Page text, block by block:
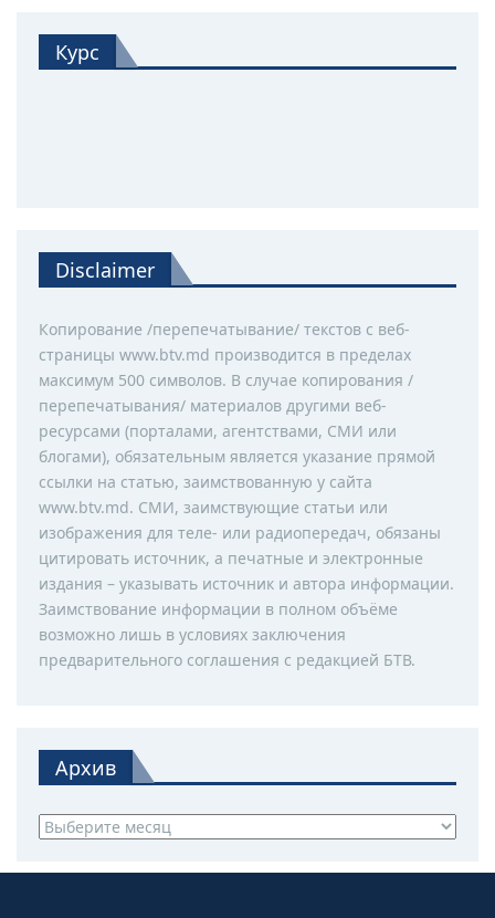
Курс
Disclaimer
Копирование /перепечатывание/ текстов с веб-
страницы www.btv.md производится в пределах
максимум 500 символов. В случае копирования /
перепечатывания/ материалов другими веб-
ресурсами (порталами, агентствами, СМИ или
блогами), обязательным является указание прямой
ссылки на статью, заимствованную у сайта
www.btv.md. СМИ, заимствующие статьи или
изображения для теле- или радиопередач, обязаны
цитировать источник, а печатные и электронные
издания – указывать источник и автора информации.
Заимствование информации в полном объёме
возможно лишь в условиях заключения
предварительного соглашения с редакцией БТВ.
Архив
Архив